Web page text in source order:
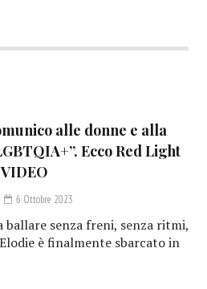
alle donne e alla
Ecco Red Light
6 Ottobre 2023
ballare senza freni, senza ritmi,
è finalmente sbarcato in